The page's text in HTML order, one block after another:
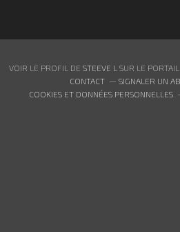
VOIR LE PROFIL DE STEEVE L SUR LE
CONTACT
SIGNALER UN
COOKIES ET DONNÉES PERSONNELLES